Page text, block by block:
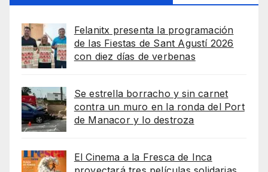
Felanitx presenta la programación
de las Fiestas de Sant Agustí 2026
con diez días de verbenas
Se estrella borracho y sin carnet
contra un muro en la ronda del Port
de Manacor y lo destroza
El Cinema a la Fresca de Inca